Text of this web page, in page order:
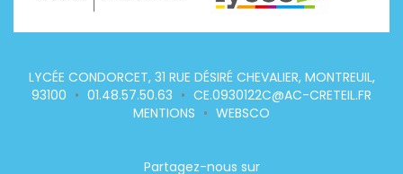
LYCÉE CONDORCET, 31 RUE DÉSIRÉ CHEVALIER, MONTREUIL,
93100 • 01.48.57.50.63 • CE.0930122C@AC-CRETEIL.FR
MENTIONS • WEBSCO
Partagez-nous sur